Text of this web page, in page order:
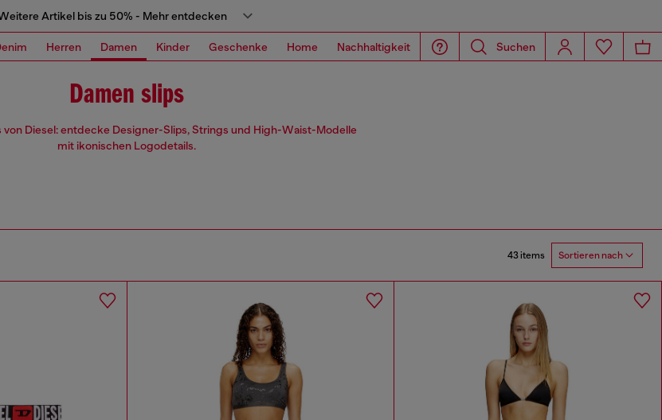
Artikel bis zu 50% - Mehr entdecken
Herren Damen Kinder Geschenke Home Nachhaltigkeit Suchen
Damen slips
von Diesel: entdecke Designer-Slips, Strings und High-Waist-Modelle
mit ikonischen Logodetails.
43 items Sortieren nach